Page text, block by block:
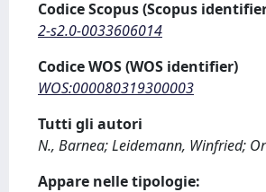
Codice Scopus (Scopus
2-s2.0-0033606014
Codice WOS (WOS identifier)
WOS:000080319300003
Tutti gli autori
N., Barnea; Leidemann, Winfried;
Appare nelle tipologie: